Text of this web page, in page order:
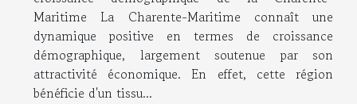
Maritime La Charente-Maritime connaît une
dynamique positive en termes de croissance
démographique, largement soutenue par son
attractivité économique. En effet, cette région
bénéficie d'un tissu...